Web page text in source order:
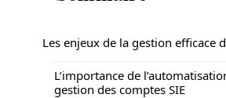
Les enjeux de la gestion efficace
L’importance de
gestion des comptes SIE